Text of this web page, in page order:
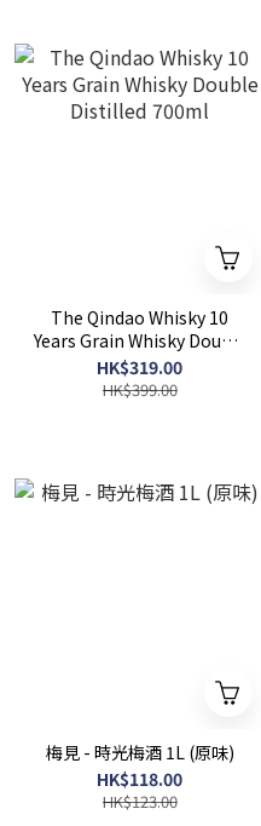
The Qindao Whisky 10
Years Grain Whisky Double
Distilled 700ml
HK$319.00
HK$399.00
梅見 - 時光梅酒 1L (原味)
HK$118.00
HK$123.00